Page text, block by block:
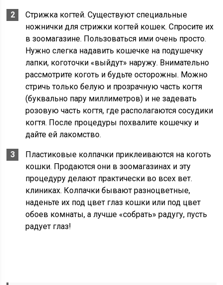
Стрижка когтей. Существуют специальные
ножнички для стрижки когтей кошек. Спросите их
в зоомагазине. Пользоваться ими очень просто.
Нужно слегка надавить кошечке на подушечку
лапки, коготочки «выйдут» наружу. Внимательно
рассмотрите коготь и будьте осторожны. Можно
стричь только белую и прозрачную часть когтя
(буквально пару миллиметров) и не задевать
розовую часть когтя, где располагаются сосудики
когтя. После процедуры похвалите кошечку и
дайте ей лакомство.
Пластиковые колпачки приклеиваются на коготь
кошки. Продаются они в зоомагазинах и эту
процедуру делают практически во всех вет.
клиниках. Колпачки бывают разноцветные,
наденьте их под цвет глаз кошки или под цвет
обоев комнаты, а лучше «собрать» радугу, пусть
радует глаз!